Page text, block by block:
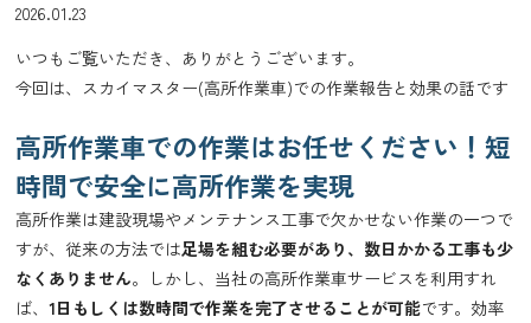
2026.01.23
いつもご覧いただき、ありがとうございます。
今回は、スカイマスター(高所作業車)での作業報告と効果の話です
高所作業車での作業はお任せください！短
時間で安全に高所作業を実現
高所作業は建設現場やメンテナンス工事で欠かせない作業の一つで
すが、従来の方法では足場を組む必要があり、数日かかる工事も少
なくありません。しかし、当社の高所作業車サービスを利用すれ
ば、 1日もしくは数時間で作業を完了させることが可能です。効率